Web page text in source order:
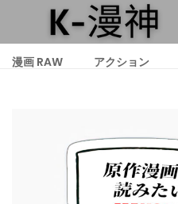
漫画 RAW アクション